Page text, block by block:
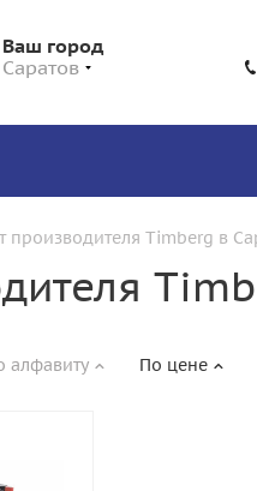
Ваш город
Саратов
производителя Timberg в
алфавиту По цене